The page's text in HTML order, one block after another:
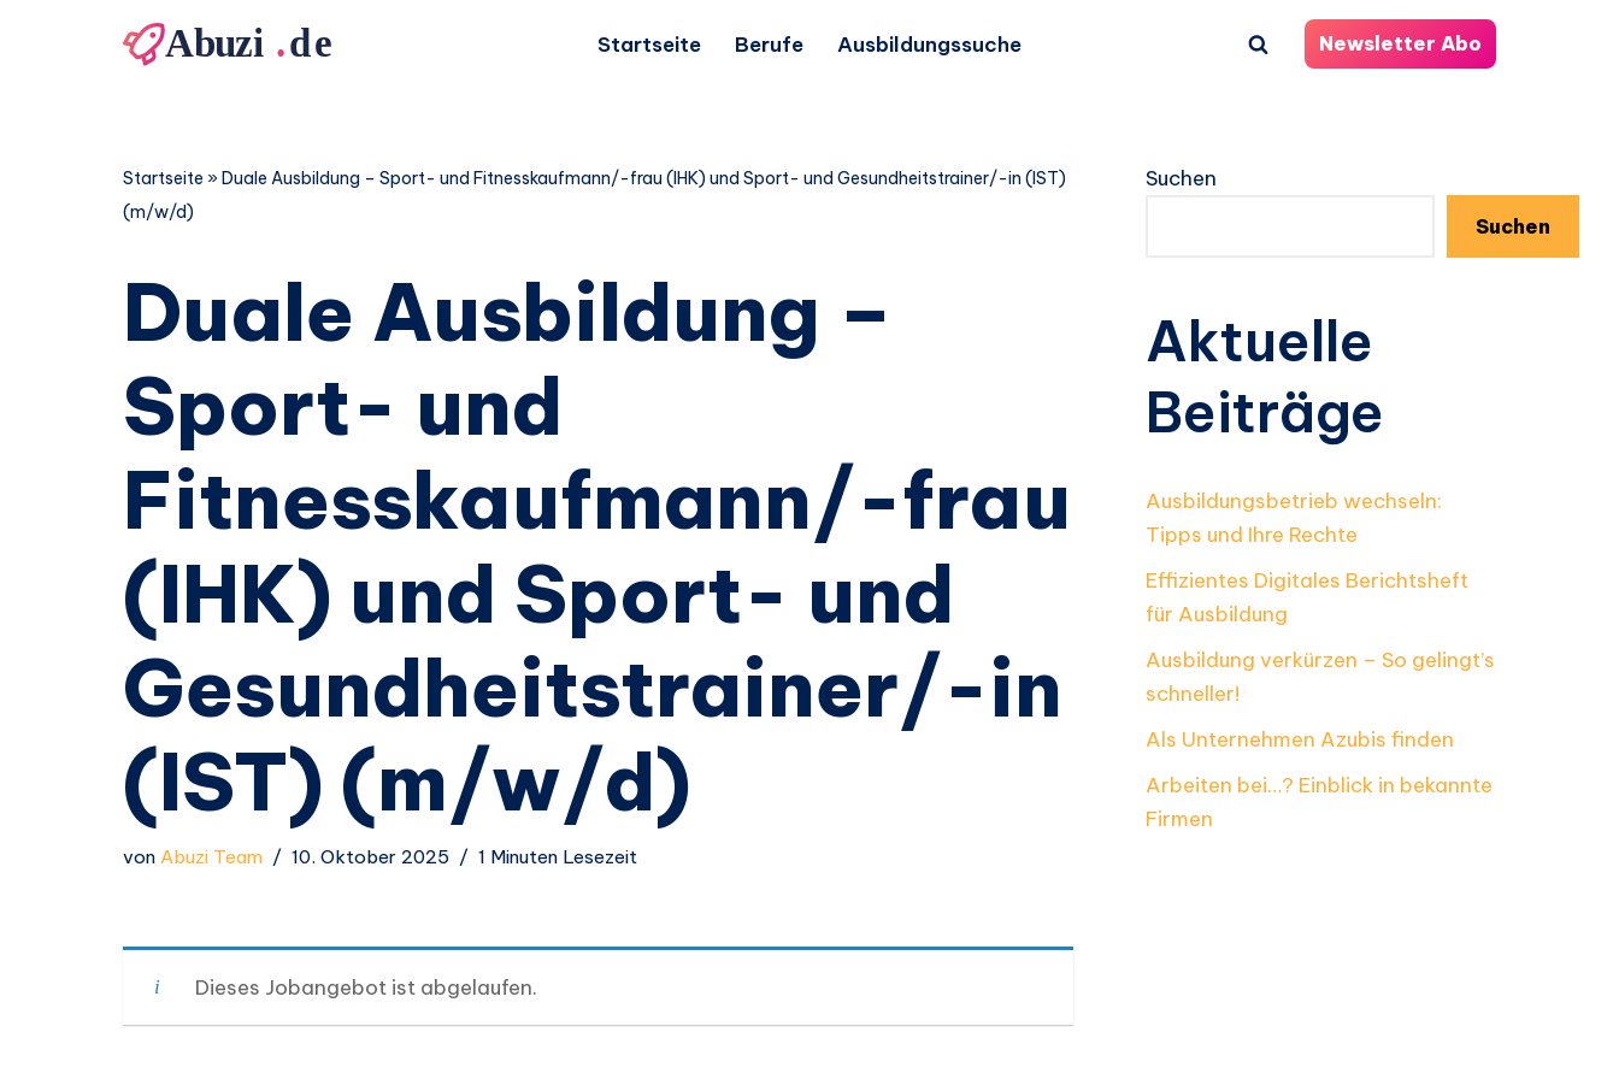
Startseite Berufe Ausbildungssuche Newsletter Abo
Startseite »Duale Ausbildung – Sport- und Fitnesskaufmann/-frau (IHK) und Sport- und Gesundheitstrainer/-in (IST)
(m/w/d)
Duale Ausbildung –
Sport- und
Fitnesskaufmann/-frau
(IHK) und Sport- und
Gesundheitstrainer/-in
(IST) (m/w/d)
von Abuzi Team 10. Oktober 2025 1 Minuten Lesezeit
Dieses Jobangebot ist abgelaufen.
Suchen
Suchen
Aktuelle
Beiträge
Ausbildungsbetrieb wechseln:
Tipps und Ihre Rechte
Effizientes Digitales Berichtsheft
für Ausbildung
Ausbildung verkürzen – So gelingt’s
schneller!
Als Unternehmen Azubis finden
Arbeiten bei…? Einblick in bekannte
Firmen